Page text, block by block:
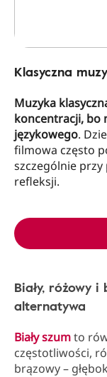
Klasyczna
Muzyka
koncentracji, bo
językowego.
filmowa często
szczególnie
refleksji.
Biały, różowy
alternatywa
Biały szumto
częstotliwości,
brązowy –